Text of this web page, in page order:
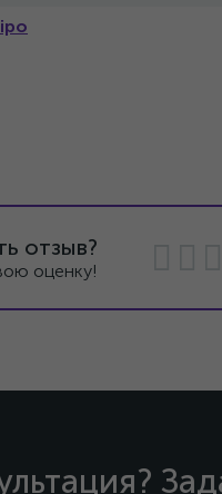
отзыв?
оценку!